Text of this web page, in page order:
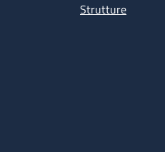
Strutture